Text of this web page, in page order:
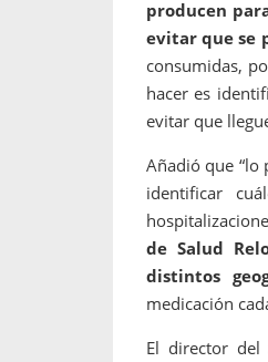
producen
evitar que se
consumidas,
hacer es
evitar que
Añadió que “lo
identificar
de Salud
distintos
medicación
El director del